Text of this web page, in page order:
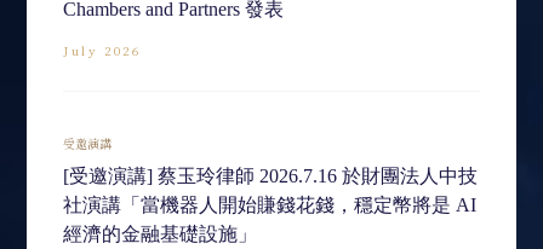
Chambers and Partners 發表
July 2026
受邀演講
[受邀演講] 蔡玉玲律師 2026.7.16 於財團法人中技
社演講「當機器人開始賺錢花錢，穩定幣將是 AI
經濟的金融基礎設施」